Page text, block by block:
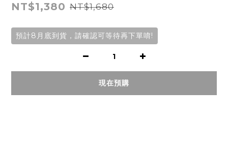
NT$1,380 NT$1,680
預計8月底到貨，請確認可等待再下單唷!
現在預購